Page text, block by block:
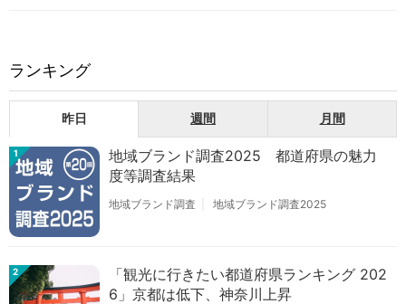
ランキング
昨日 週間 月間
1
地域ブランド調査2025 都道府県の魅力
度等調査結果
地域ブランド調査 地域ブランド調査2025
2
「観光に行きたい都道府県ランキング 202
6」京都は低下、神奈川上昇